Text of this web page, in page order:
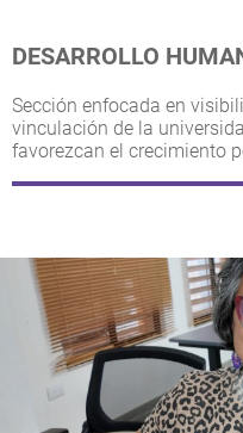
DESARROLLO
Sección enfocada en
vinculación de la
favorezcan el crecimiento